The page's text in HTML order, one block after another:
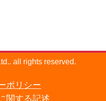
all rights reserved.
ポリシー
関する記述